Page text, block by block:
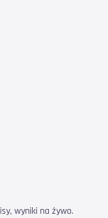
wyniki na żywo.